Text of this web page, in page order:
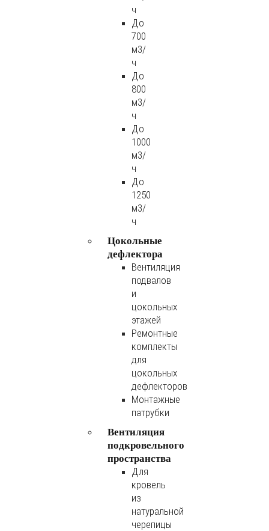
ч
До
700
м3/
ч
До
800
м3/
ч
До
1000
м3/
ч
До
1250
м3/
ч
Цокольные
дефлектора
Вентиляция
подвалов
и
цокольных
этажей
Ремонтные
комплекты
для
цокольных
дефлекторов
Монтажные
патрубки
Вентиляция
подкровельного
пространства
Для
кровель
из
натуральной
черепицы